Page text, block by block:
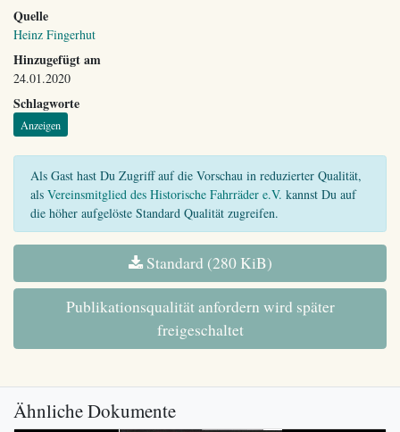
Quelle
Heinz Fingerhut
Hinzugefügt am
24.01.2020
Schlagworte
Anzeigen
Als Gast hast Du Zugriff auf die Vorschau in reduzierter Qualität,
als Vereinsmitglied des Historische Fahrräder e.V. kannst Du auf
die höher aufgelöste Standard Qualität zugreifen.
Standard (280 KiB)
Publikationsqualität anfordern wird später
freigeschaltet
Ähnliche Dokumente